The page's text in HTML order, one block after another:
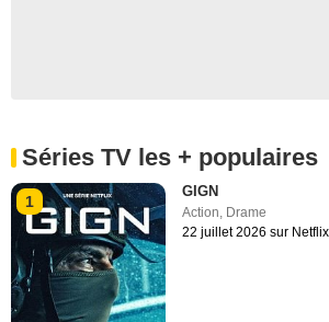
Séries TV les + populaires
1
GIGN
Action, Drame
22 juillet 2026 sur Netflix